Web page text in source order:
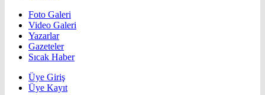
Foto Galeri
Video Galeri
Yazarlar
Gazeteler
Sıcak Haber
Üye Giriş
Üye Kayıt